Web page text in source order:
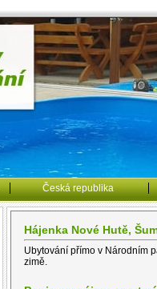
Česká republika
Hájenka Nové Hutě,
Ubytování přímo v Národním
zimě.